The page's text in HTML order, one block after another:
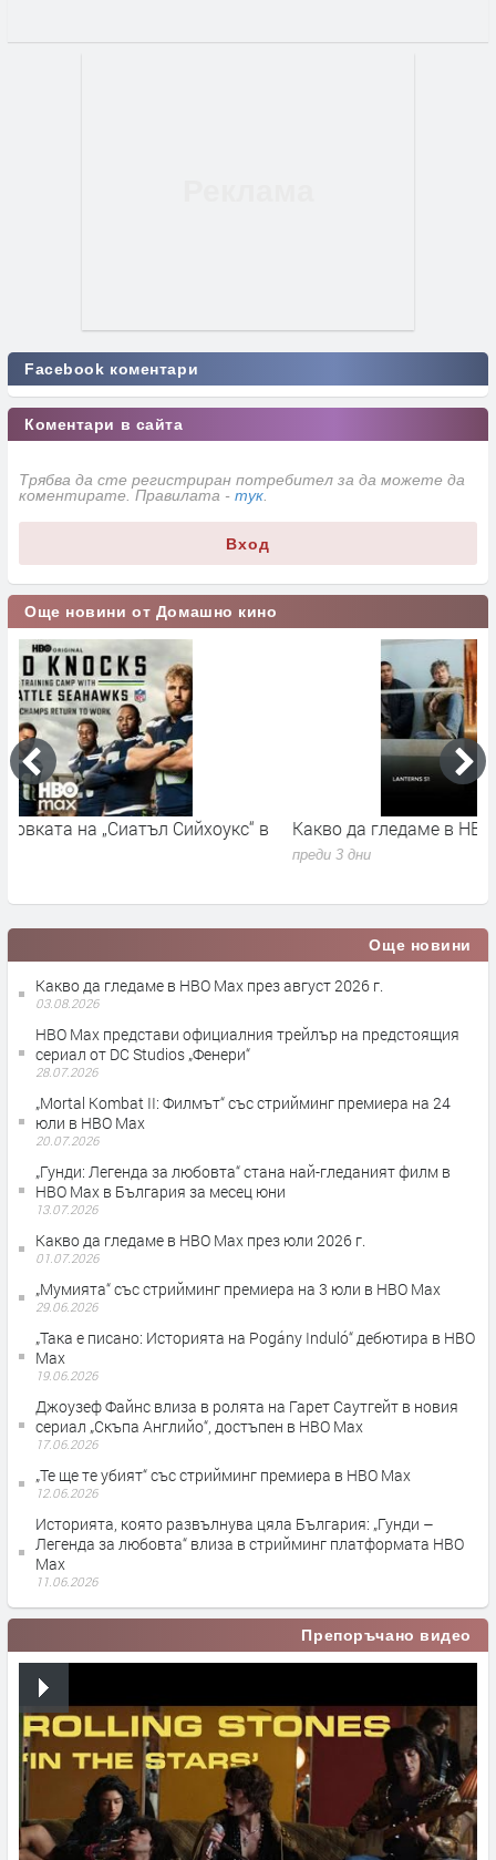
Facebook коментари
Коментари в сайта
Трябва да сте регистриран потребител за да можете да
коментирате. Правилата - тук
Вход
Още новини от Домашно кино
Какво да гледаме в HBO Max през август 2026 г.
Още новини
Какво да гледаме в HBO Max през август 2026 г.
03.08.2026
HBO Max представи официалния трейлър на предстоящия
сериал от DC Studios „Фенери“
28.07.2026
„Mortal Kombat II: Филмът“ със стрийминг премиера на 24
юли в HBO Max
20.07.2026
„Гунди: Легенда за любовта“ стана най-гледаният филм в
HBO Max в България за месец юни
13.07.2026
Какво да гледаме в HBO Max през юли 2026 г.
01.07.2026
„Мумията“ със стрийминг премиера на 3 юли в HBO Max
29.06.2026
„Така е писано: Историята на Pogány Induló“ дебютира в HBO
Max
19.06.2026
Джоузеф Файнс влиза в ролята на Гарет Саутгейт в новия
сериал „Скъпа Английо“, достъпен в HBO Max
17.06.2026
„Те ще те убият“ със стрийминг премиера в HBO Max
12.06.2026
Историята, която развълнува цяла България: „Гунди –
Легенда за любовта“ влиза в стрийминг платформата HBO
Max
11.06.2026
Препоръчано видео